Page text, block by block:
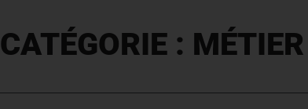
CATÉGORIE : MÉTIER